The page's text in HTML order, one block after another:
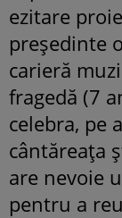
ezitare
preşedinte
carieră
fragedă (7
celebra, pe
cântăreaţa
are nevoie
pentru a